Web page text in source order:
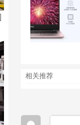
相关推荐